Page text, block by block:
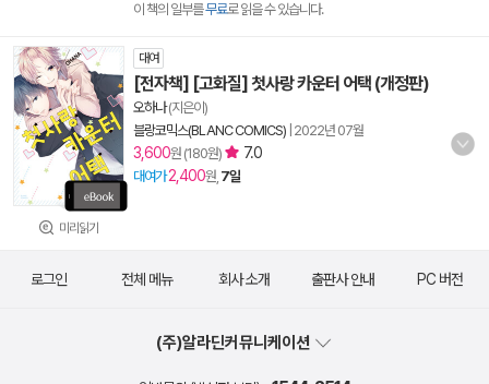
이 책의 일부를무료로 읽을 수 있습니다.
미리읽기
대여
[전자책] [고화질] 첫사랑 카운터 어택 (개정판)
오하나(지은이)
블랑코믹스(BLANC COMICS) 2022년 07월
3,600원 (180원) 7.0
대여가 2,400원, 7일
로그인 전체 메뉴 회사 소개 출판사 안내 PC 버전
(주)알라딘커뮤니케이션